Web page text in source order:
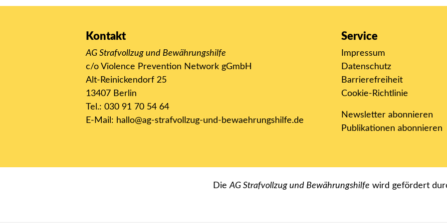
Kontakt
AG Strafvollzug und Bewährungshilfe
c/o Violence Prevention Network gGmbH
Alt-Reinickendorf 25
13407 Berlin
Tel.: 030 91 70 54 64
E-Mail: hallo@ag-strafvollzug-und-bewaehrungshilfe.de
Service
Impressum
Datenschutz
Barrierefreiheit
Cookie-Richtlinie
Newsletter abonnieren
Publikationen abonnieren
DieAG Strafvollzug und Bewährungshilfe wird gefördert